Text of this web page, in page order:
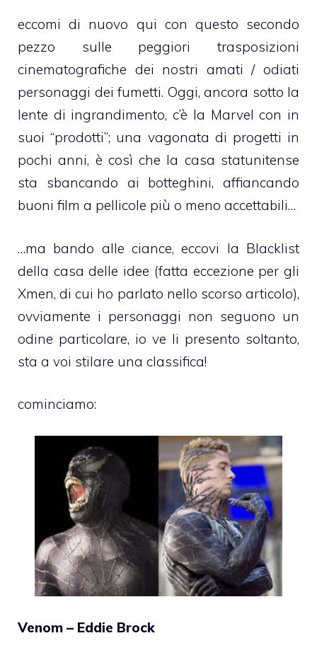
eccomi di nuovo qui con questo secondo
pezzo sulle peggiori trasposizioni
cinematografiche dei nostri amati / odiati
personaggi dei fumetti. Oggi, ancora sotto la
lente di ingrandimento, c’è la Marvel con in
suoi “prodotti”; una vagonata di progetti in
pochi anni, è così che la casa statunitense
sta sbancando ai botteghini, affiancando
buoni film a pellicole più o meno accettabili…
…ma bando alle ciance, eccovi la Blacklist
della casa delle idee (fatta eccezione per gli
Xmen, di cui ho parlato nello scorso articolo),
ovviamente i personaggi non seguono un
odine particolare, io ve li presento soltanto,
sta a voi stilare una classifica!
cominciamo:
Venom – Eddie Brock